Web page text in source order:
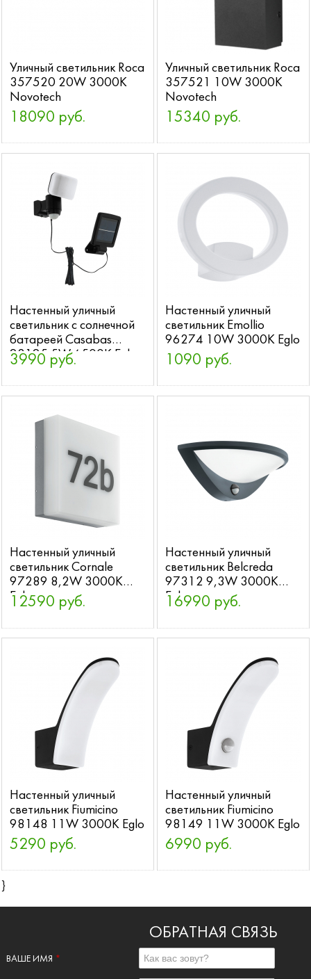
Уличный светильник Roca
357520 20W 3000K
Novotech
18090 руб.
Уличный светильник Roca
357521 10W 3000K
Novotech
15340 руб.
Настенный уличный
светильник с солнечной
батареей Casabas
98195 5W 6500K Eglo
3990 руб.
Настенный уличный
светильник Emollio
96274 10W 3000K Eglo
1090 руб.
Настенный уличный
светильник Cornale
97289 8,2W 3000K
Eglo
12590 руб.
Настенный уличный
светильник Belcreda
97312 9,3W 3000K
Eglo
16990 руб.
Настенный уличный
светильник Fiumicino
98148 11W 3000K Eglo
5290 руб.
Настенный уличный
светильник Fiumicino
98149 11W 3000K Eglo
6990 руб.
}
ОБРАТНАЯ СВЯЗЬ
ВАШЕ ИМЯ *